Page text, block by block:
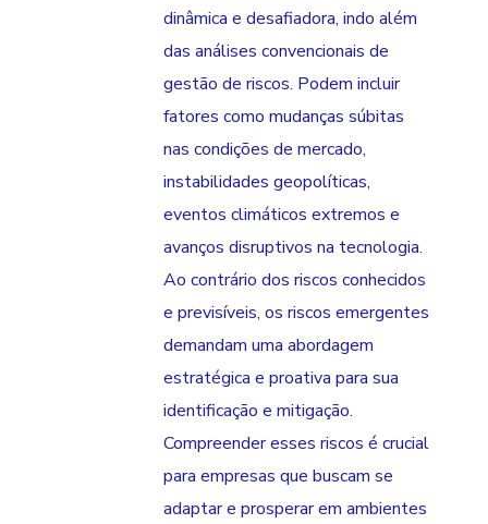
dinâmica e desafiadora, indo além
das análises convencionais de
gestão de riscos. Podem incluir
fatores como mudanças súbitas
nas condições de mercado,
instabilidades geopolíticas,
eventos climáticos extremos e
avanços disruptivos na tecnologia.
Ao contrário dos riscos conhecidos
e previsíveis, os riscos emergentes
demandam uma abordagem
estratégica e proativa para sua
identificação e mitigação.
Compreender esses riscos é crucial
para empresas que buscam se
adaptar e prosperar em ambientes